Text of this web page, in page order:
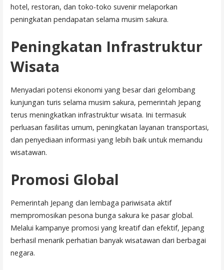
hotel, restoran, dan toko-toko suvenir melaporkan
peningkatan pendapatan selama musim sakura.
Peningkatan Infrastruktur
Wisata
Menyadari potensi ekonomi yang besar dari gelombang
kunjungan turis selama musim sakura, pemerintah Jepang
terus meningkatkan infrastruktur wisata. Ini termasuk
perluasan fasilitas umum, peningkatan layanan transportasi,
dan penyediaan informasi yang lebih baik untuk memandu
wisatawan.
Promosi Global
Pemerintah Jepang dan lembaga pariwisata aktif
mempromosikan pesona bunga sakura ke pasar global.
Melalui kampanye promosi yang kreatif dan efektif, Jepang
berhasil menarik perhatian banyak wisatawan dari berbagai
negara.